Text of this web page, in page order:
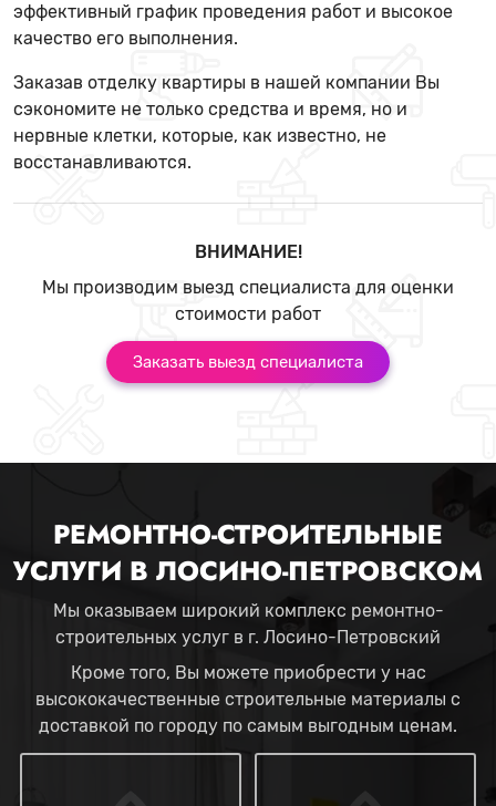
эффективный график проведения работ и высокое
качество его выполнения.
Заказав отделку квартиры в нашей компании Вы
сэкономите не только средства и время, но и
нервные клетки, которые, как известно, не
восстанавливаются.
ВНИМАНИЕ!
Мы производим выезд специалиста для оценки
стоимости работ
Заказать выезд специалиста
РЕМОНТНО-СТРОИТЕЛЬНЫЕ
УСЛУГИ В ЛОСИНО-ПЕТРОВСКОМ
Мы оказываем широкий комплекс ремонтно-
строительных услуг в г. Лосино-Петровский
Кроме того, Вы можете приобрести у нас
высококачественные строительные материалы с
доставкой по городу по самым выгодным ценам.